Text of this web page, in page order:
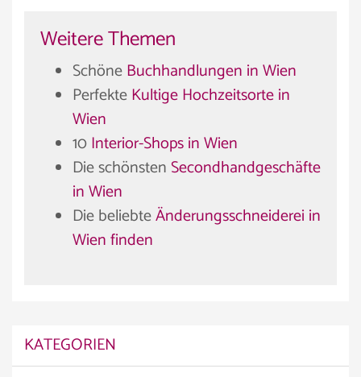
Weitere Themen
SchöneBuchhandlungen in Wien
PerfekteKultige Hochzeitsorte in
Wien
10Interior-Shops in Wien
Die schönstenSecondhandgeschäfte
in Wien
Die beliebteÄnderungsschneiderei in
Wien finden
KATEGORIEN